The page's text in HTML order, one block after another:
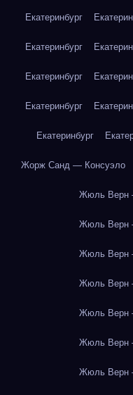
Екатеринбург
Екатеринбург
Екатеринбург
Екатеринбург
Екатеринбург
Жорж Санд — Консуэло
Жюль Верн
Жюль Верн
Жюль Верн
Жюль Верн
Жюль Верн
Жюль Верн
Жюль Верн